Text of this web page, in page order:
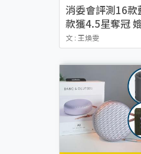
消委會評測16
款獲4.5星奪冠
牌
文 : 王煥雯